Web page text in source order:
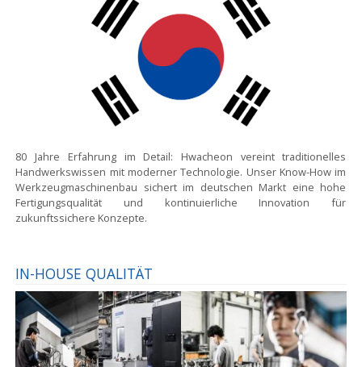
80 Jahre Erfahrung im Detail: Hwacheon vereint traditionelles
Handwerkswissen mit moderner Technologie. Unser Know-How im
Werkzeugmaschinenbau sichert im deutschen Markt eine hohe
Fertigungsqualität und kontinuierliche Innovation für
zukunftssichere Konzepte.
IN-HOUSE QUALITÄT